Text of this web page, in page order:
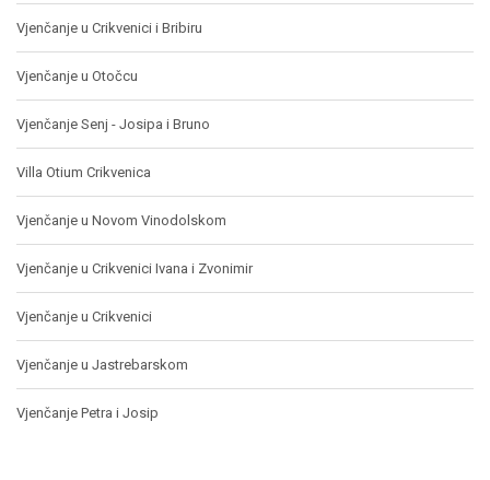
Vjenčanje u Crikvenici i Bribiru
Vjenčanje u Otočcu
Vjenčanje Senj - Josipa i Bruno
Villa Otium Crikvenica
Vjenčanje u Novom Vinodolskom
Vjenčanje u Crikvenici Ivana i Zvonimir
Vjenčanje u Crikvenici
Vjenčanje u Jastrebarskom
Vjenčanje Petra i Josip